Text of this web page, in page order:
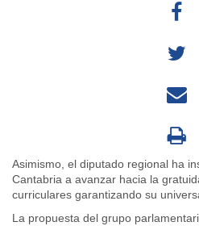
Asimismo, el diputado regional ha
Cantabria a avanzar hacia la
curriculares garantizando su
La propuesta del grupo